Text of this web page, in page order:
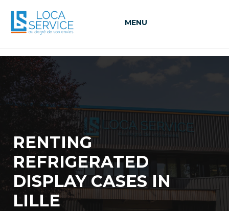
MENU
RENTING
REFRIGERATED
DISPLAY CASES IN
LILLE